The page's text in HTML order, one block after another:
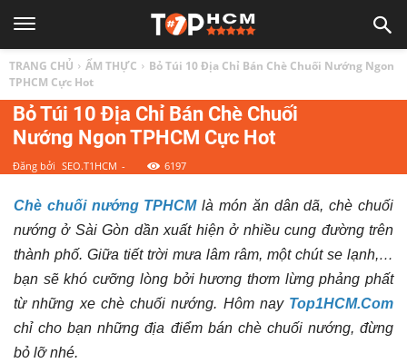
1
HCM
Top
địa
điểm,
TRANG CHỦ ẨM THỰC
Bỏ Túi 10 Địa Chỉ Bán Chè Chuối Nướng Ngon
TPHCM Cực Hot
Bỏ Túi 10 Địa Chỉ Bán Chè Chuối
Nướng Ngon TPHCM Cực Hot
Đăng bởi SEO.T1HCM - 6197
Chè chuối nướng TPHCMlà món ăn dân dã, chè chuối
nướng ở Sài Gòn dần xuất hiện ở nhiều cung đường trên
thành phố. Giữa tiết trời mưa lâm râm, một chút se lạnh,…
bạn sẽ khó cưỡng lòng bởi hương thơm lừng phảng phất
từ những xe chè chuối nướng. Hôm nay Top1HCM.Com
chỉ cho bạn những địa điểm bán chè chuối nướng, đừng
bỏ lỡ nhé.